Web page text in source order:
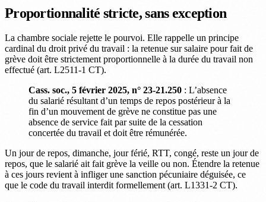
Proportionnalité stricte, sans exception
La chambre sociale rejette le pourvoi. Elle rappelle un principe
cardinal du droit privé du travail : la retenue sur salaire pour fait de
grève doit être strictement proportionnelle à la durée du travail non
effectué (art. L2511-1 CT).
Cass. soc., 5 février 2025, n° 23-21.250 : L’absence
du salarié résultant d’un temps de repos postérieur à la
fin d’un mouvement de grève ne constitue pas une
absence de service fait par suite de la cessation
concertée du travail et doit être rémunérée.
Un jour de repos, dimanche, jour férié, RTT, congé, reste un jour de
repos, que le salarié ait fait grève la veille ou non. Étendre la retenue
à ces jours revient à infliger une sanction pécuniaire déguisée, ce
que le code du travail interdit formellement (art. L1331-2 CT).